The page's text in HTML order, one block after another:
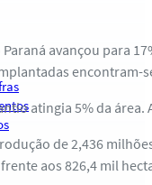
avançou para
encontram-
atingia 5% da
de 2,436
aos 826,4 mil